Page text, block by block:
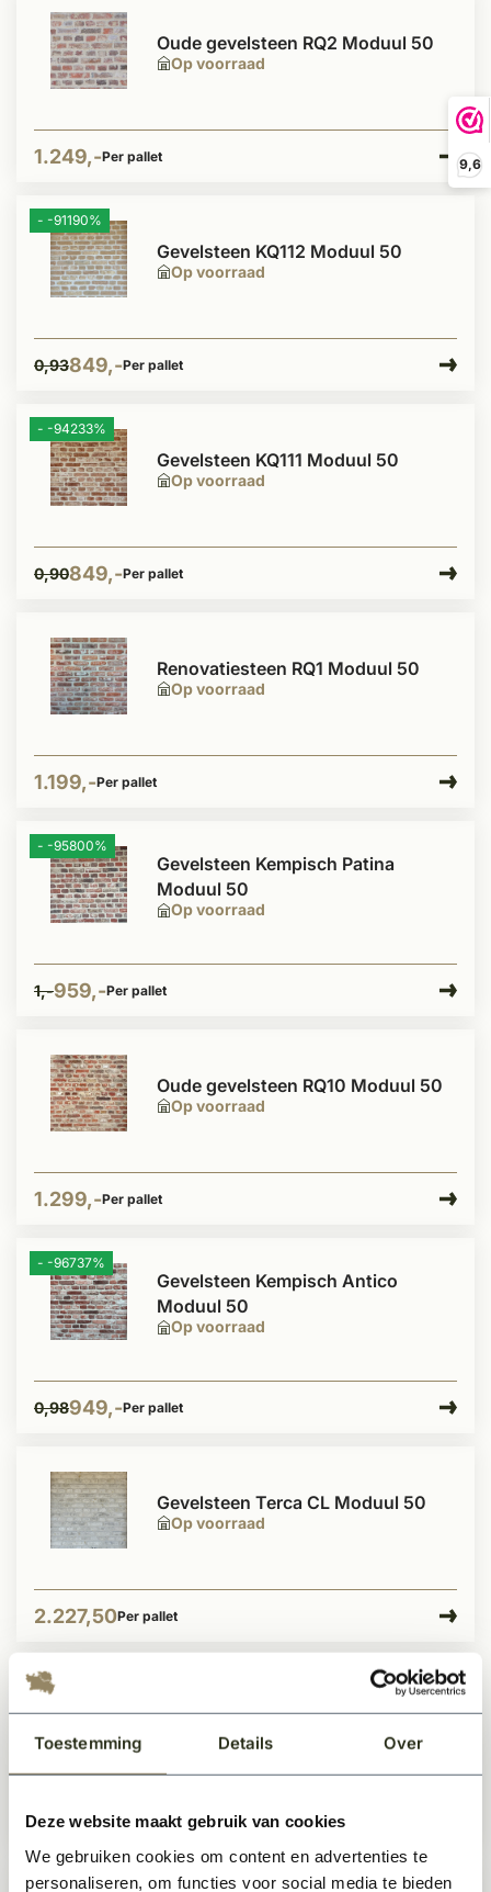
Toestemming Details Over
Deze website maakt gebruik van cookies
We gebruiken cookies om content en advertenties te
personaliseren, om functies voor social media te bieden
9,6
Op voorraad
Oude gevelsteen RQ2 Moduul 50
1.249,-Per pallet
- -91190%
Op voorraad
Gevelsteen KQ112 Moduul 50
0,93849,-Per pallet
- -94233%
Op voorraad
Gevelsteen KQ111 Moduul 50
0,90849,-Per pallet
Op voorraad
Renovatiesteen RQ1 Moduul 50
1.199,-Per pallet
- -95800%
Op voorraad
Gevelsteen Kempisch Patina
Moduul 50
1,-959,-Per pallet
Op voorraad
Oude gevelsteen RQ10 Moduul 50
1.299,-Per pallet
- -96737%
Op voorraad
Gevelsteen Kempisch Antico
Moduul 50
0,98949,-Per pallet
Op voorraad
Gevelsteen Terca CL Moduul 50
2.227,50Per pallet
- -109119%
Gevelsteen KQ113 Moduul 50
0,64 699,-Per pallet